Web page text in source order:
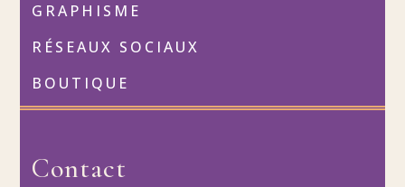
GRAPHISME
RÉSEAUX SOCIAUX
BOUTIQUE
Contact